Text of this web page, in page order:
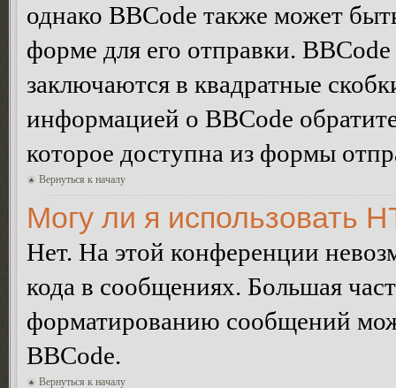
однако BBCode также может
форме для его отправки.
заключаются в квадратные
информацией о BBCode
которое доступна из формы
Вернуться к началу
Могу ли я использовать
Нет. На этой конференции
кода в сообщениях. Большая
форматированию сообщений
BBCode.
Вернуться к началу